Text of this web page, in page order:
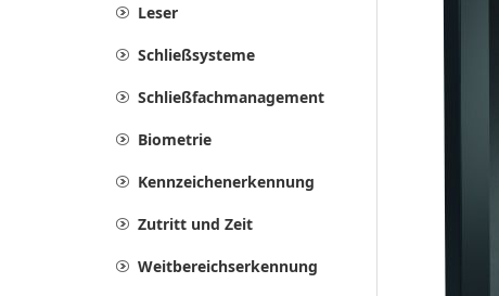
Leser
Schließsysteme
Schließfachmanagement
Biometrie
Kennzeichenerkennung
Zutritt und Zeit
Weitbereichserkennung